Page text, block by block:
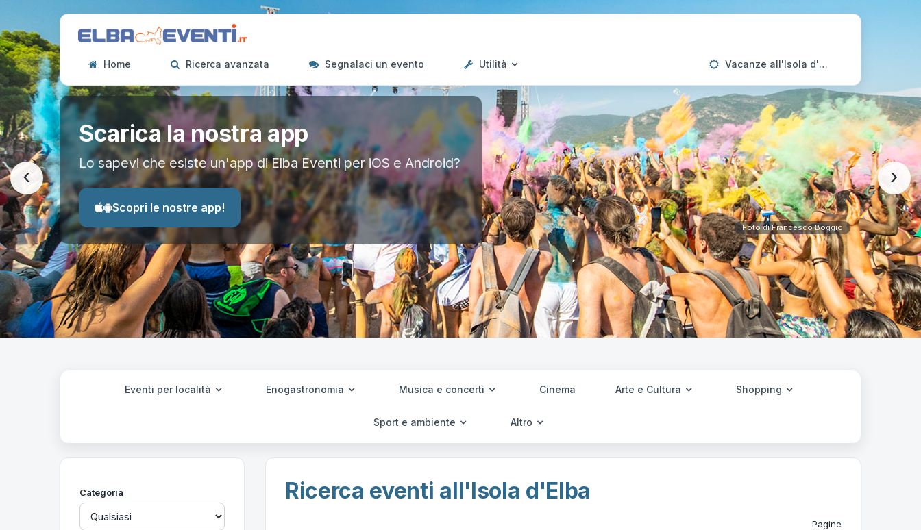
Home Ricerca avanzata Segnalaci un evento Utilità Vacanze all'Isola d'Elba
Scarica la nostra app
Lo sapevi che esiste un'app di Elba Eventi per iOS e Android?
Scopri le nostre app!
Foto di Francesco Boggio
‹ ›
Eventi per località Enogastronomia Musica e concerti Cinema Arte e Cultura Shopping
Sport e ambiente Altro
Categoria Ricerca eventi all'Isola d'Elba
Pagine